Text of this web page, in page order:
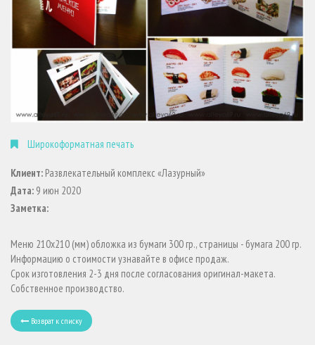
Широкоформатная печать
Клиент: Развлекательный комплекс «Лазурный»
Дата: 9 июн 2020
Заметка:
Меню 210х210 (мм) обложка из бумаги 300 гр., страницы - бумага 200 гр.
Информацию о стоимости узнавайте в офисе продаж.
Срок изготовления 2-3 дня после согласования оригинал-макета.
Собственное производство.
Возврат к списку